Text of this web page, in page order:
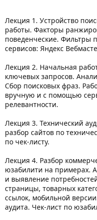
Лекция 1. Устройство
работы. Факторы
поведенческие. Фильтры
сервисов: Яндекс
Лекция 2. Начальная
ключевых запросов.
Сбор поисковых фраз.
вручную и с помощью
релевантности.
Лекция 3. Технический
разбор сайтов по
по чек-листу.
Лекция 4. Разбор
юзабилити на примерах.
и выявление
страницы, товарных
ссылок, мобильной
аудита. Чек-лист по